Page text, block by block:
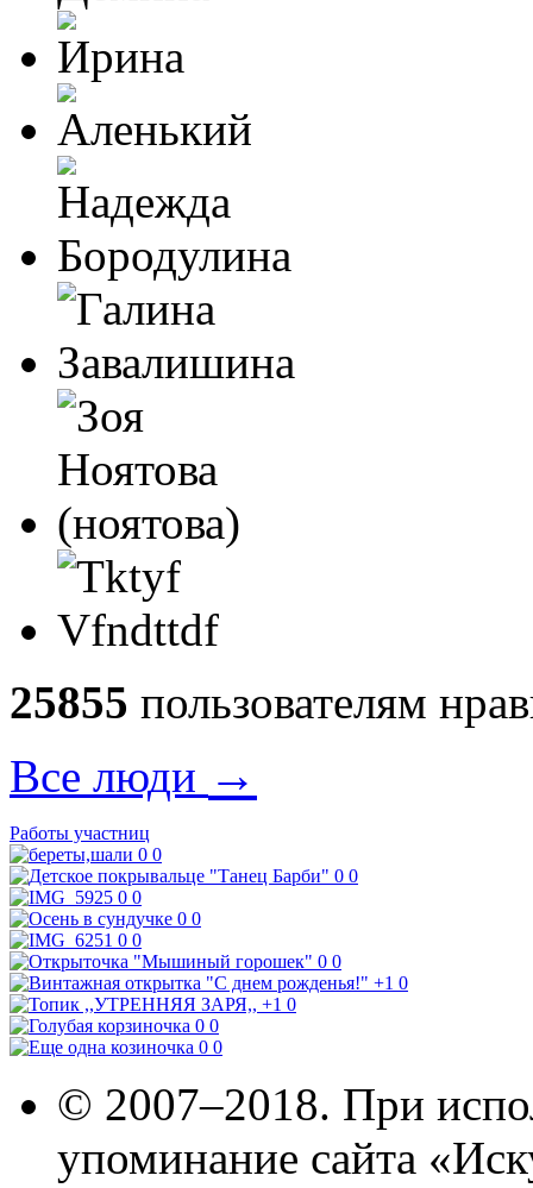
25855 пользователям
Все люди →
Работы участниц
0 0
0 0
0 0
0 0
0 0
0 0
+1 0
+1 0
0 0
0 0
© 2007–2018. При
упоминание сайта